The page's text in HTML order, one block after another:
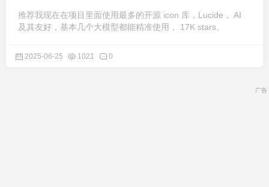
推荐我现在在项目里面使用最多的开源 icon 库，Lucide， AI
及其友好，基本几个大模型都能精准使用， 17K stars。
2025-06-25 1021 0
广告